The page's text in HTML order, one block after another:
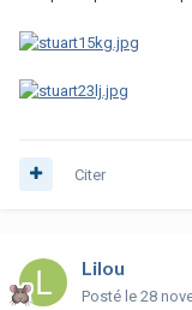
Citer
Lilou
Posté le 28